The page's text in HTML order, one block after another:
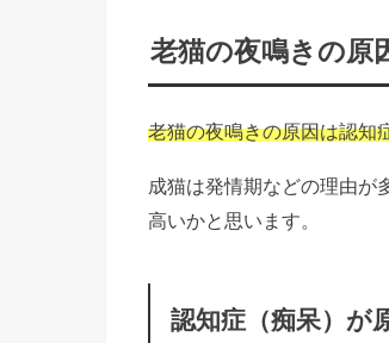
老猫の夜鳴きの原
老猫の夜鳴きの原因は認知
成猫は発情期などの理由が
高いかと思います。
認知症（痴呆）が